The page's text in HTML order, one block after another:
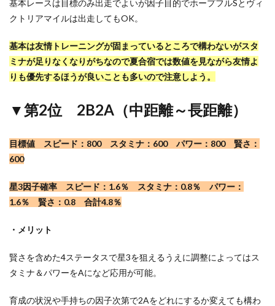
基本レースは目標のみ出走でよいが因子目的でホープフルSとヴィ
クトリアマイルは出走してもOK。
基本は友情トレーニングが固まっているところで構わないがスタ
ミナが足りなくなりがちなので夏合宿では数値を見ながら友情よ
りも優先するほうが良いことも多いので注意しよう。
▼第2位 2B2A（中距離～長距離）
目標値 スピード：800 スタミナ：600 パワー：800 賢さ：
600
星3因子確率 スピード：1.6％ スタミナ：0.8％ パワー：
1.6％ 賢さ：0.8 合計4.8％
・メリット
賢さを含めた4ステータスで星3を狙えるうえに調整によってはス
タミナ＆パワーをAになど応用が可能。
育成の状況や手持ちの因子次第で2Aをどれにするか変えても構わ